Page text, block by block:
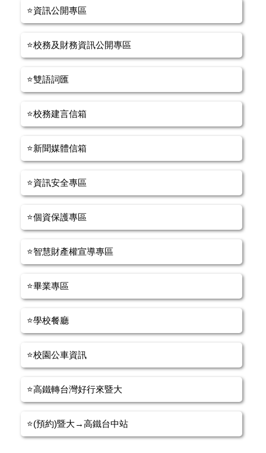
⭐資訊公開專區
⭐校務及財務資訊公開專區
⭐雙語詞匯
⭐校務建言信箱
⭐新聞媒體信箱
⭐資訊安全專區
⭐個資保護專區
⭐智慧財產權宣導專區
⭐畢業專區
⭐學校餐廳
⭐校園公車資訊
⭐高鐵轉台灣好行來暨大
⭐(預約)暨大→高鐵台中站